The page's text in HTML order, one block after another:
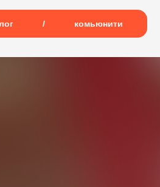
/ комьюнити